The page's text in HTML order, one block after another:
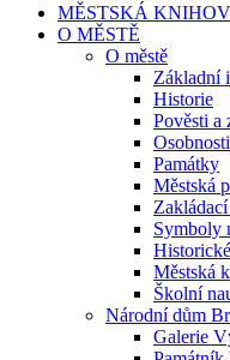
MĚSTSKÁ
O MĚSTĚ
O městě
Základní
Historie
Pověsti a
Osobnosti
Památky
Městská
Symboly
Městská
Školní
Národní dům
Galerie